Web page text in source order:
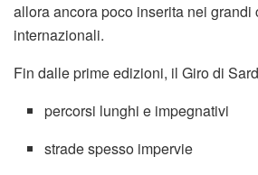
allora ancora poco inserita nei grandi
internazionali.
Fin dalle prime edizioni, il Giro di
percorsi lunghi e impegnativi
strade spesso impervie